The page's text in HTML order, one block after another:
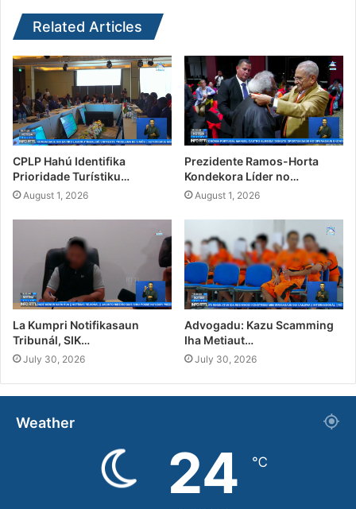
Related Articles
CPLP Hahú Identifika
Prioridade Turístiku…
August 1, 2026
Prezidente Ramos-Horta
Kondekora Líder no…
August 1, 2026
La Kumpri Notifikasaun
Tribunál, SIK…
July 30, 2026
Advogadu: Kazu Scamming
Iha Metiaut…
July 30, 2026
Weather
24 ℃